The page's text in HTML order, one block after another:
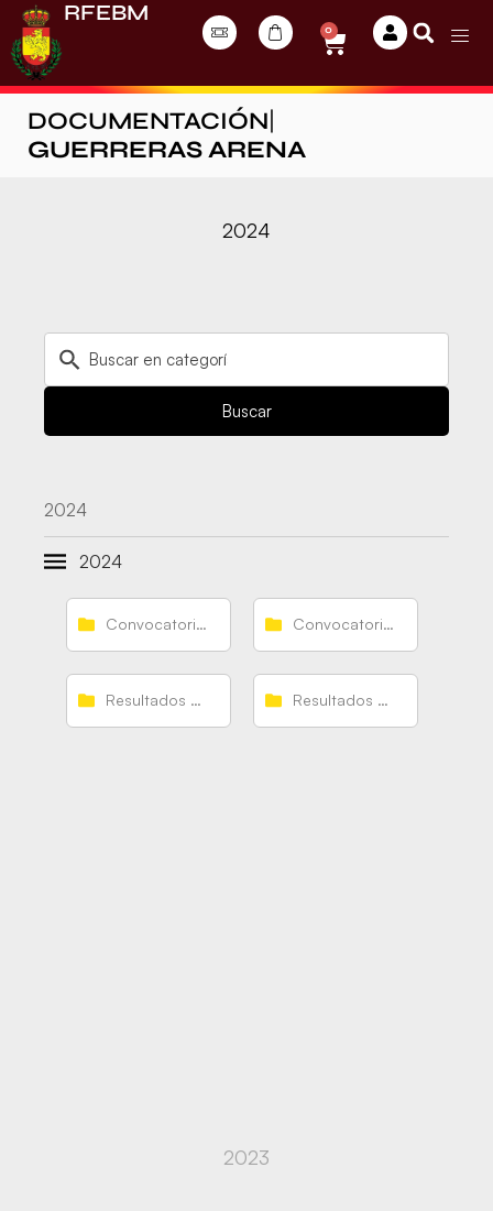
RFEBM
0
DOCUMENTACIÓN
GUERRERAS ARENA
2024
2023
Buscar
2024
2024
Convocatorias Guerreras Arena Convocatorias Guerreras Arena Promesas
Resultados Guerreras Arena Resultados Guerreras Arena Promesas